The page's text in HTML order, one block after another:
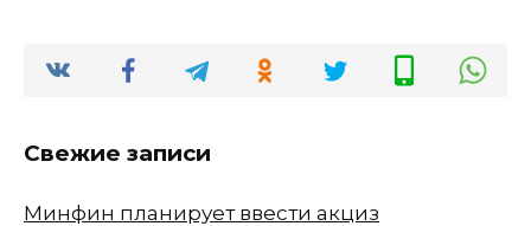
Свежие записи
Минфин планирует ввести акциз